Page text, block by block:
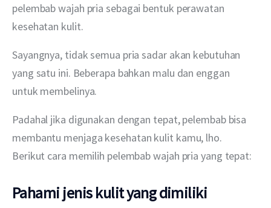
Layanan
pelembab wajah pria sebagai bentuk perawatan
kesehatan kulit.
Sayangnya, tidak semua pria sadar akan kebutuhan
yang satu ini. Beberapa bahkan malu dan enggan
untuk membelinya.
Padahal jika digunakan dengan tepat, pelembab bisa
membantu menjaga kesehatan kulit kamu, lho.
Berikut cara memilih pelembab wajah pria yang tepat:
Pahami jenis kulit yang dimiliki